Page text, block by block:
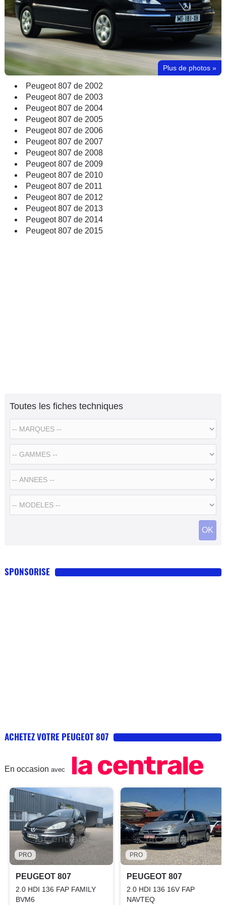
Plus de photos »
Peugeot 807 de 2002
Peugeot 807 de 2003
Peugeot 807 de 2004
Peugeot 807 de 2005
Peugeot 807 de 2006
Peugeot 807 de 2007
Peugeot 807 de 2008
Peugeot 807 de 2009
Peugeot 807 de 2010
Peugeot 807 de 2011
Peugeot 807 de 2012
Peugeot 807 de 2013
Peugeot 807 de 2014
Peugeot 807 de 2015
Toutes les fiches techniques
SPONSORISE
ACHETEZ VOTRE PEUGEOT 807
En occasion avec
PRO
PEUGEOT 807
2.0 HDI 136 FAP FAMILY
BVM6
PRO
PEUGEOT 807
2.0 HDI 136 16V FAP
NAVTEQ